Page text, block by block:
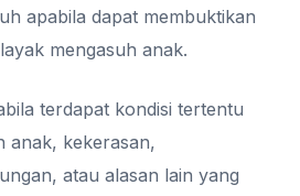
apabila dapat membuktikan
mengasuh anak.
terdapat kondisi tertentu
anak, kekerasan,
atau alasan lain yang